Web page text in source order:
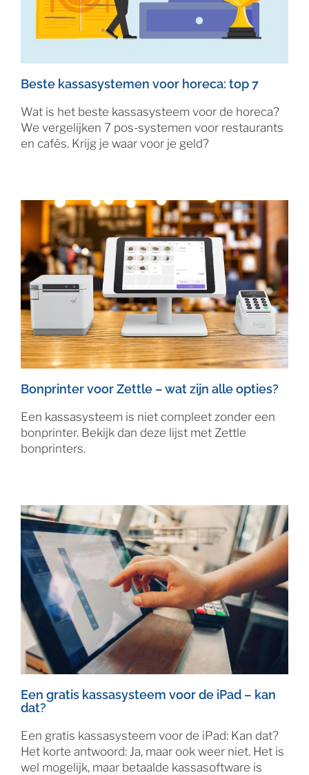
Beste kassasystemen voor horeca: top 7
Wat is het beste kassasysteem voor de horeca?
We vergelijken 7 pos-systemen voor restaurants
en cafés. Krijg je waar voor je geld?
Bonprinter voor Zettle – wat zijn alle opties?
Een kassasysteem is niet compleet zonder een
bonprinter. Bekijk dan deze lijst met Zettle
bonprinters.
Een gratis kassasysteem voor de iPad – kan
dat?
Een gratis kassasysteem voor de iPad: Kan dat?
Het korte antwoord: Ja, maar ook weer niet. Het is
wel mogelijk, maar betaalde kassasoftware is